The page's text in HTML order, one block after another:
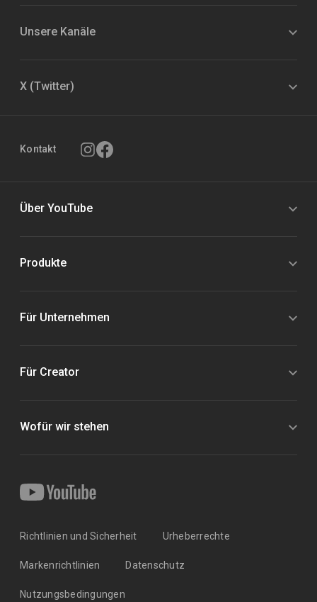
Unsere Kanäle
X (Twitter)
Kontakt
Über YouTube
Produkte
Für Unternehmen
Für Creator
Wofür wir stehen
Richtlinien und Sicherheit Urheberrechte
Markenrichtlinien Datenschutz
Nutzungsbedingungen